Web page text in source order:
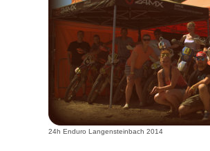
24h Enduro Langensteinbach 2014